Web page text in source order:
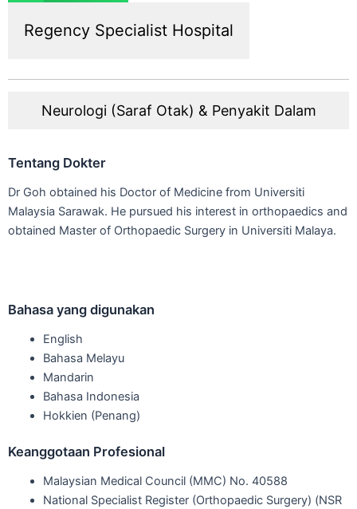
Regency Specialist Hospital
Neurologi (Saraf Otak) & Penyakit Dalam
Tentang Dokter
Dr Goh obtained his Doctor of Medicine from Universiti
Malaysia Sarawak. He pursued his interest in orthopaedics and
obtained Master of Orthopaedic Surgery in Universiti Malaya.
Bahasa yang digunakan
English
Bahasa Melayu
Mandarin
Bahasa Indonesia
Hokkien (Penang)
Keanggotaan Profesional
Malaysian Medical Council (MMC) No. 40588
National Specialist Register (Orthopaedic Surgery) (NSR